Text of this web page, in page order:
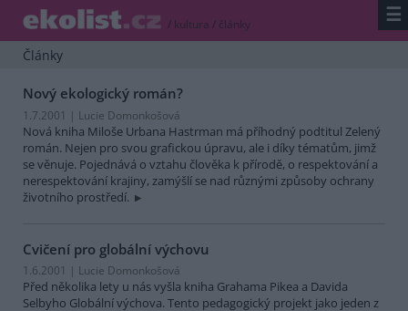
/ kultura / články ☰
Články
Nový ekologický román?
1.7.2001 | Lucie Domonkošová
Nová kniha Miloše Urbana Hastrman má příhodný podtitul Zelený
román. Nejen pro svou grafickou úpravu, ale i díky tématům, jimž
se věnuje. Pojednává o vztahu člověka k přírodě, o respektování a
nerespektování krajiny, zamýšlí se nad různými způsoby ochrany
životního prostředí.
Cvičení pro globální výchovu
1.6.2001 | Lucie Domonkošová
Před několika lety u nás vyšla kniha Grahama Pikea a Davida
Selbyho Globální výchova. Tento pedagogický projekt jako jeden z